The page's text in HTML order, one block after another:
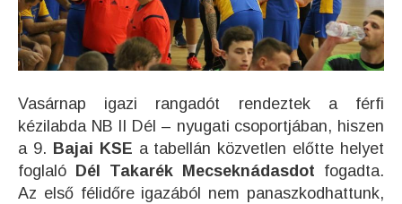
Vasárnap igazi rangadót rendeztek a férfi
kézilabda NB II Dél – nyugati csoportjában, hiszen
a 9. Bajai KSE a tabellán közvetlen előtte helyet
foglaló
Dél Takarék Mecseknádasdot fogadta.
Az első félidőre igazából nem panaszkodhattunk,